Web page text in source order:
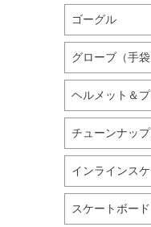
ゴーグル
グローブ（手袋
ヘルメット＆
チューンナッ
インラインスケ
スケートボード